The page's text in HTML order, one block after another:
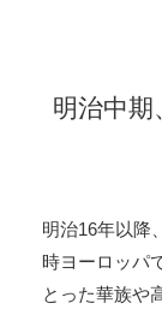
明治中
明治16年以降
時ヨーロッパ
とった華族や